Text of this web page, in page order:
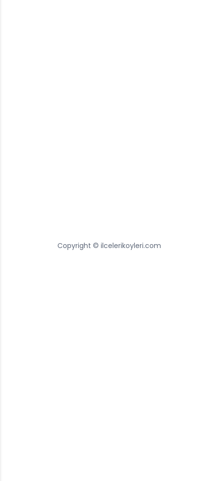
Copyright © ilcelerikoyleri.com